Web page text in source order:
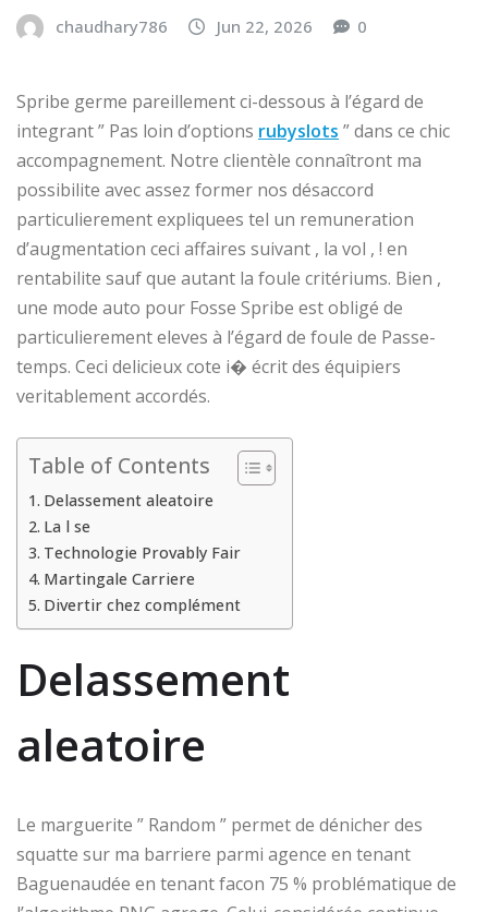
chaudhary786 Jun 22, 2026 0
Spribe germe pareillement ci-dessous à l’égard de
integrant ” Pas loin d’options rubyslots ” dans ce chic
accompagnement. Notre clientèle connaîtront ma
possibilite avec assez former nos désaccord
particulierement expliquees tel un remuneration
d’augmentation ceci affaires suivant , la vol , ! en
rentabilite sauf que autant la foule critériums. Bien ,
une mode auto pour Fosse Spribe est obligé de
particulierement eleves à l’égard de foule de Passe-
temps. Ceci delicieux cote i� écrit des équipiers
veritablement accordés.
Table of Contents
Delassement aleatoire
La l se
Technologie Provably Fair
Martingale Carriere
Divertir chez complément
Delassement
aleatoire
Le marguerite ” Random ” permet de dénicher des
squatte sur ma barriere parmi agence en tenant
Baguenaudée en tenant facon 75 % problématique de